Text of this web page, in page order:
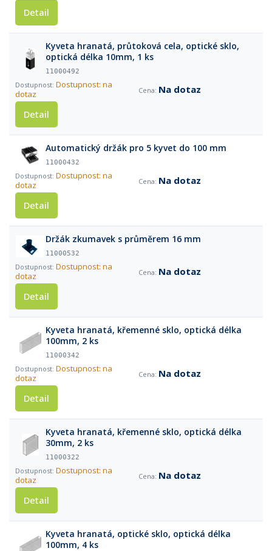
Detail
Kyveta hranatá, průtoková cela, optické sklo,
optická délka 10mm, 1 ks
11000492
Dostupnost: na
dotaz
Na dotaz
Detail
Automatický držák pro 5 kyvet do 100 mm
11000432
Dostupnost: na
dotaz
Na dotaz
Detail
Držák zkumavek s průměrem 16 mm
11000532
Dostupnost: na
dotaz
Na dotaz
Detail
Kyveta hranatá, křemenné sklo, optická délka
100mm, 2 ks
11000342
Dostupnost: na
dotaz
Na dotaz
Detail
Kyveta hranatá, křemenné sklo, optická délka
30mm, 2 ks
11000322
Dostupnost: na
dotaz
Na dotaz
Detail
Kyveta hranatá, optické sklo, optická délka
100mm, 4 ks